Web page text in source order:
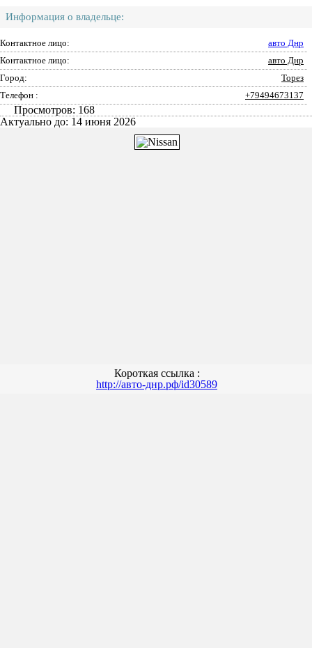
Информация о владельце:
Контактное лицо:
авто Днр
Контактное лицо:
авто Днр
Город:
Торез
Телефон :
+79494673137
Просмотров: 168
Актуально до: 14 июня 2026
Короткая ссылка :
http://авто-днр.рф/id30589